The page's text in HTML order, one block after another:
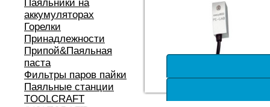
Паяльники на
аккумуляторах
Горелки
Принадлежности
Припой&Паяльная
паста
Фильтры паров пайки
Паяльные станции
TOOLCRAFT